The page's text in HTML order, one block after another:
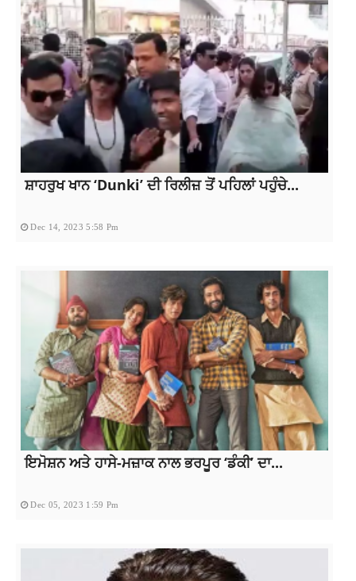
ਸ਼ਾਹਰੁਖ ਖਾਨ ‘Dunki’ ਦੀ ਰਿਲੀਜ਼ ਤੋਂ ਪਹਿਲਾਂ ਪਹੁੰਚੇ...
Dec 14, 2023 5:58 Pm
ਇਮੋਸ਼ਨ ਅਤੇ ਹਾਸੇ-ਮਜ਼ਾਕ ਨਾਲ ਭਰਪੂਰ ‘ਡੰਕੀ’ ਦਾ...
Dec 05, 2023 1:59 Pm